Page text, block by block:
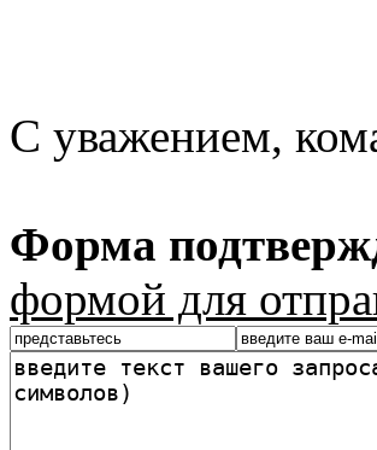
С уважением,
Форма
формой для